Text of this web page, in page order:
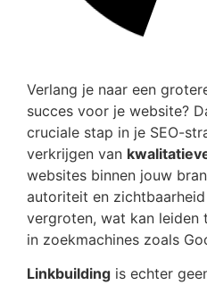
Verlang je naar een
succes voor je website?
cruciale stap in je SEO-
verkrijgen van
websites binnen jouw
autoriteit en
vergroten, wat kan leiden
in zoekmachines zoals
Linkbuilding is echter